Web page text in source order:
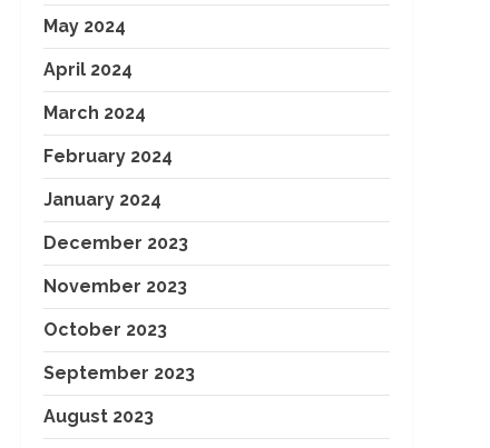
May 2024
April 2024
March 2024
February 2024
January 2024
December 2023
November 2023
October 2023
September 2023
August 2023